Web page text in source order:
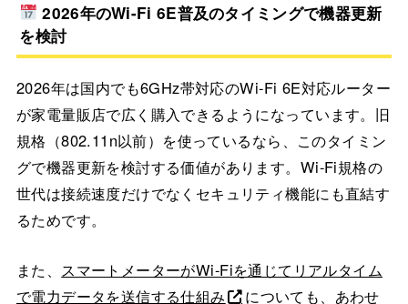
2026年のWi-Fi 6E普及のタイミングで機器更新
を検討
2026年は国内でも6GHz帯対応のWi-Fi 6E対応ルーター
が家電量販店で広く購入できるようになっています。旧
規格（802.11n以前）を使っているなら、このタイミン
グで機器更新を検討する価値があります。Wi-Fi規格の
世代は接続速度だけでなくセキュリティ機能にも直結す
るためです。
また、 スマートメーターがWi-Fiを通じてリアルタイム
で電力データを送信する仕組み
についても、あわせ